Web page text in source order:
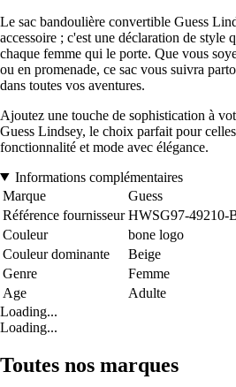
Le sac bandoulière convertible Guess
accessoire ; c'est une déclaration de style
chaque femme qui le porte. Que vous
ou en promenade, ce sac vous suivra
dans toutes vos aventures.
Ajoutez une touche de sophistication à
Guess Lindsey, le choix parfait pour
fonctionnalité et mode avec élégance.
Informations complémentaires
Marque
Guess
Référence fournisseur HWSG97-49210-
Couleur
bone logo
Couleur dominante
Beige
Genre
Femme
Age
Adulte
Loading...
Loading...
Toutes nos marques